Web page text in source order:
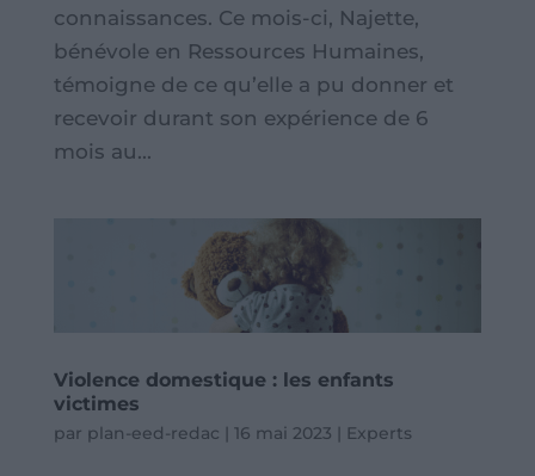
connaissances. Ce mois-ci, Najette,
bénévole en Ressources Humaines,
témoigne de ce qu’elle a pu donner et
recevoir durant son expérience de 6
mois au...
Violence domestique : les enfants
victimes
par plan-eed-redac | 16 mai 2023 | Experts